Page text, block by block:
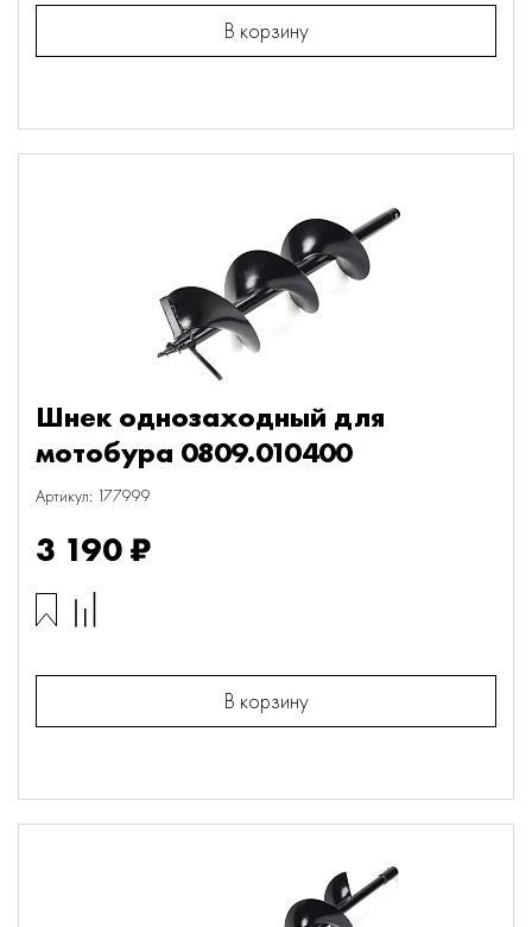
В корзину
Шнек однозаходный для
мотобура 0809.010400
Артикул: 177999
3 190 ₽
В корзину